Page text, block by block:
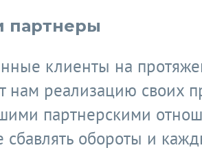
партнеры
клиенты на
нам реализацию своих
партнерскими
сбавлять обороты и